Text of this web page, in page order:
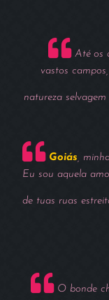
Até os
vastos
natureza
Goiás,
Eu sou aquela
de tuas ruas
O bonde